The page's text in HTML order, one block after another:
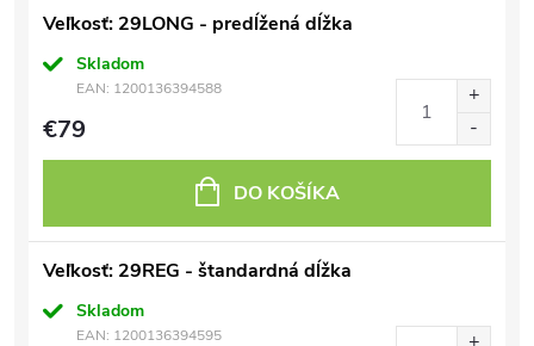
Veľkosť: 29LONG - predĺžená dĺžka
Skladom
EAN: 1200136394588
€79
DO KOŠÍKA
Veľkosť: 29REG - štandardná dĺžka
Skladom
EAN: 1200136394595